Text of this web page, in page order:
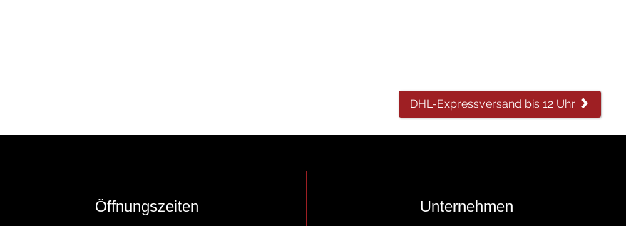
DHL-Expressversand bis 12 Uhr
Öffnungszeiten Unternehmen